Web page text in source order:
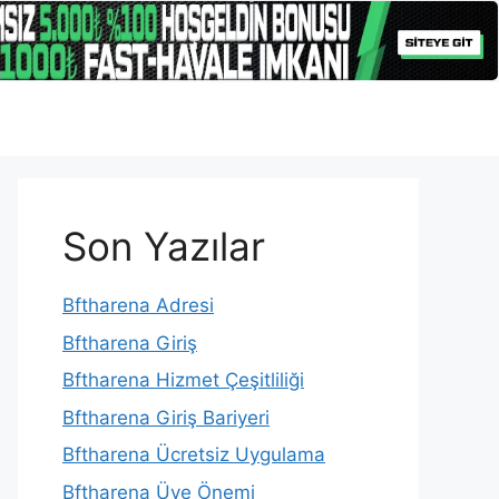
Son Yazılar
Bftharena Adresi
Bftharena Giriş
Bftharena Hizmet Çeşitliliği
Bftharena Giriş Bariyeri
Bftharena Ücretsiz Uygulama
Bftharena Üye Önemi